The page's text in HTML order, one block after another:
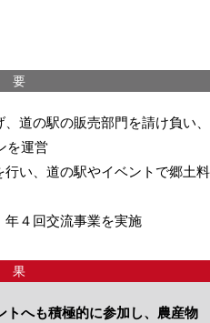
要
道の駅の販売部門を請け負い、
を運営
い、道の駅やイベントで郷土料
年４回交流事業を実施
果
トへも積極的に参加し、農産物